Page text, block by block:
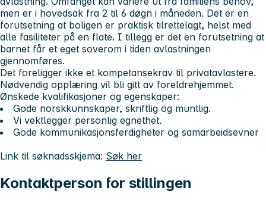
men er i hovedsak fra 2 til 6 døgn i måneden. Det er en
forutsetning at boligen er praktisk tilrettelagt, helst med
alle fasiliteter på en flate. I tillegg er det en forutsetning at
barnet får et eget soverom i tiden avlastningen
gjennomføres.
Det foreligger ikke et kompetansekrav til privatavlastere.
Nødvendig opplæring vil bli gitt av foreldrehjemmet.
Ønskede kvalifikasjoner og egenskaper:
Gode norskkunnskaper, skriftlig og muntlig.
Vi vektlegger personlig egnethet.
Gode kommunikasjonsferdigheter og samarbeidsevner
Link til søknadsskjema: Søk her
Kontaktperson for stillingen